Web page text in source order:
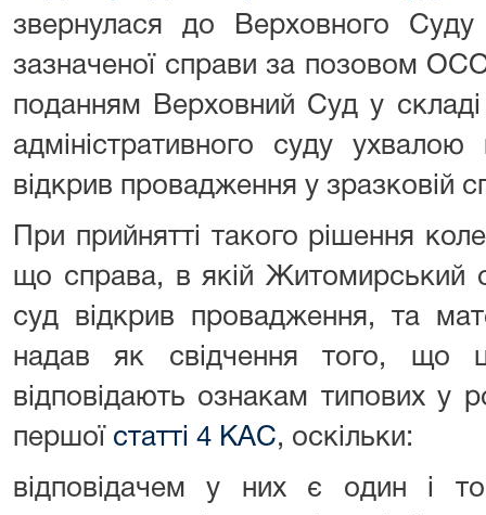
звернулася до Верховного
зазначеної справи за позовом
поданням Верховний Суд у складі
адміністративного суду
відкрив провадження у зразковій
При прийнятті такого рішення
що справа, в якій Житомирський
суд відкрив провадження, та
надав як свідчення того, що
відповідають ознакам типових у
першої статті 4 КАС, оскільки:
відповідачем у них є один і